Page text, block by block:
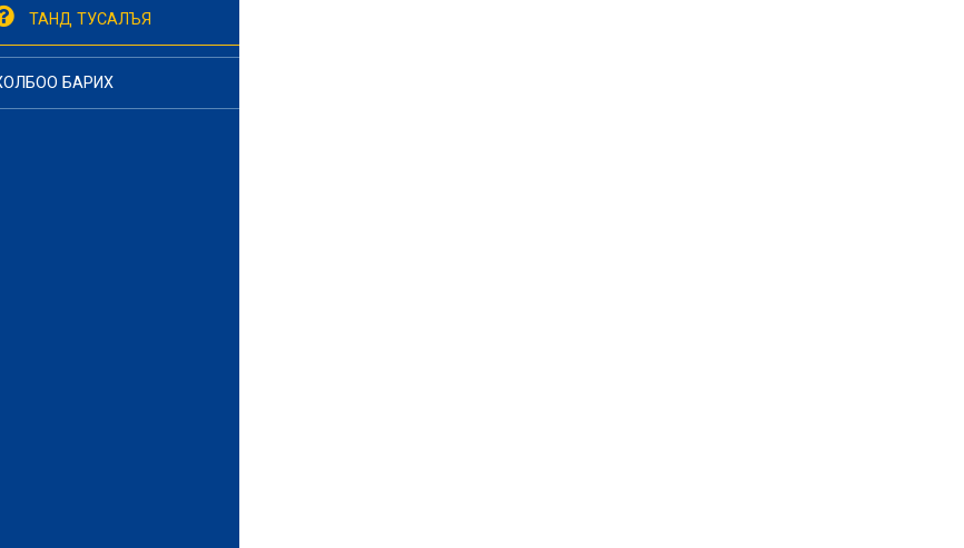
ТАНД ТУСАЛЪЯ
БАРИХ